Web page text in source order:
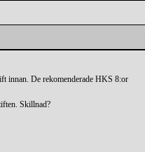
innan. De rekomenderade HKS 8:or
Skillnad?